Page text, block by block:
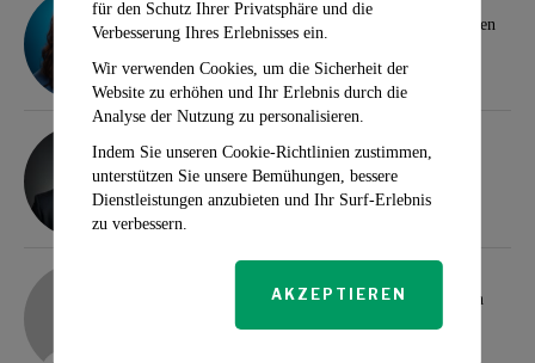
Wall Street-Analysten heben Top-Dividendenaktien
für Anleger hervor
Klaus Wertheimer
Gemischte Stimmung an Asiens Börsen
Demokraten-Komplott gegen US-Präsident Biden
für den Schutz Ihrer Privatsphäre und die
Verbesserung Ihres Erlebnisses ein.
Wir verwenden Cookies, um die Sicherheit der
Website zu erhöhen und Ihr Erlebnis durch die
Analyse der Nutzung zu personalisieren.
Indem Sie unseren Cookie-Richtlinien zustimmen,
unterstützen Sie unsere Bemühungen, bessere
Dienstleistungen anzubieten und Ihr Surf-Erlebnis
zu verbessern.
AKZEPTIEREN